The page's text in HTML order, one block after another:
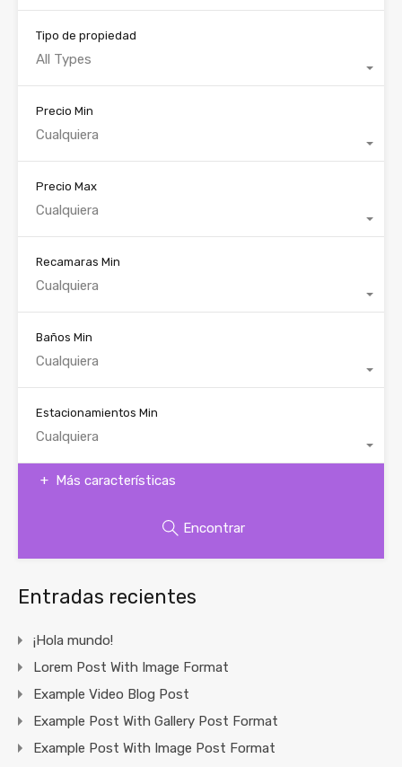
Tipo de propiedad
All Types
Precio Min
Cualquiera
Precio Max
Cualquiera
Recamaras Min
Cualquiera
Baños Min
Cualquiera
Estacionamientos Min
Cualquiera
Más características
Encontrar
Entradas recientes
¡Hola mundo!
Lorem Post With Image Format
Example Video Blog Post
Example Post With Gallery Post Format
Example Post With Image Post Format